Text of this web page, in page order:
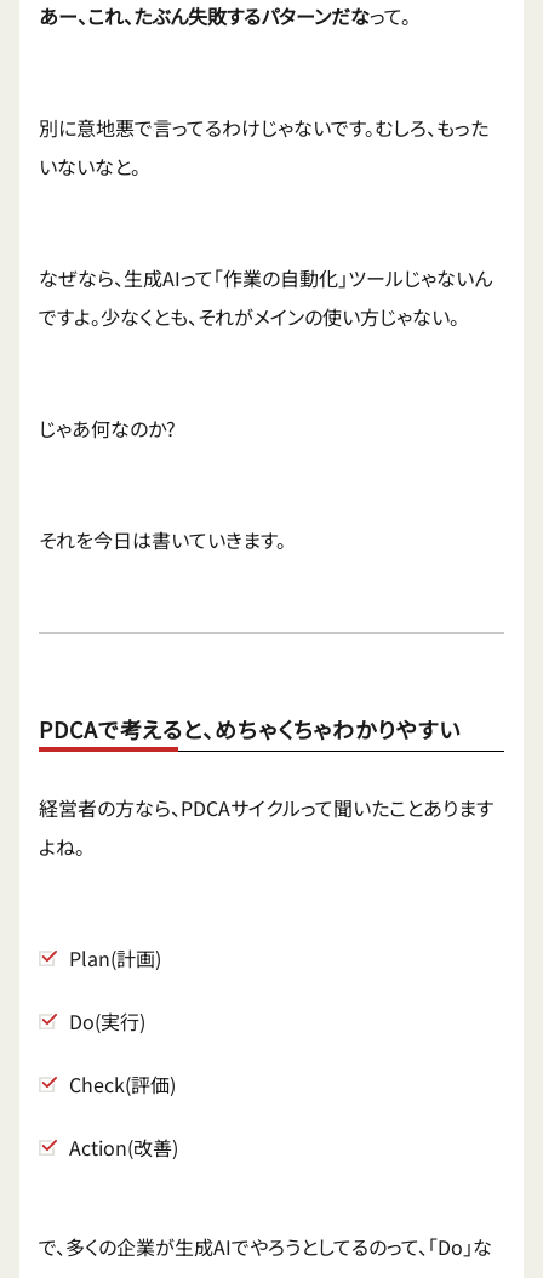
あー、これ、たぶん失敗するパターンだなって。
別に意地悪で言ってるわけじゃないです。むしろ、もった
いないなと。
なぜなら、生成AIって「作業の自動化」ツールじゃないん
ですよ。少なくとも、それがメインの使い方じゃない。
じゃあ何なのか?
それを今日は書いていきます。
PDCAで考えると、めちゃくちゃわかりやすい
経営者の方なら、PDCAサイクルって聞いたことあります
よね。
Plan(計画)
Do(実行)
Check(評価)
Action(改善)
で、多くの企業が生成AIでやろうとしてるのって、「Do」な